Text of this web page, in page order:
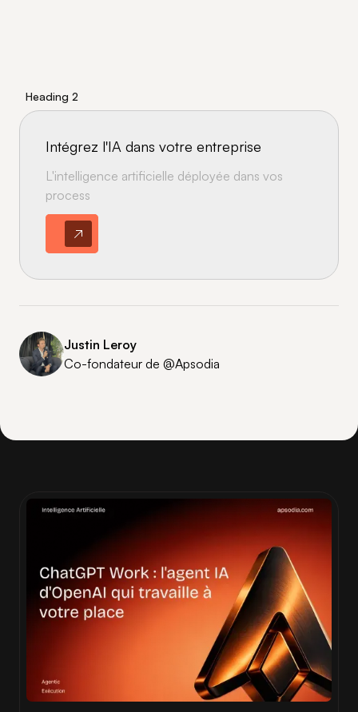
Heading 2
Intégrez l'IA dans votre entreprise
L'intelligence artificielle déployée dans vos
process
Justin Leroy
Co-fondateur de @Apsodia